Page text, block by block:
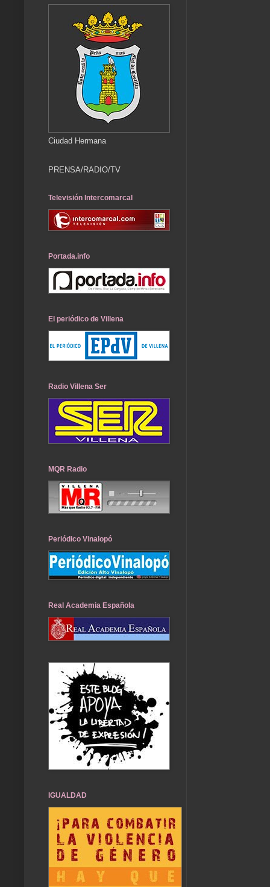
Ciudad Hermana
PRENSA/RADIO/TV
Televisión Intercomarcal
Portada.info
El periódico de Villena
Radio Villena Ser
MQR Radio
Periódico Vinalopó
Real Academia Española
IGUALDAD